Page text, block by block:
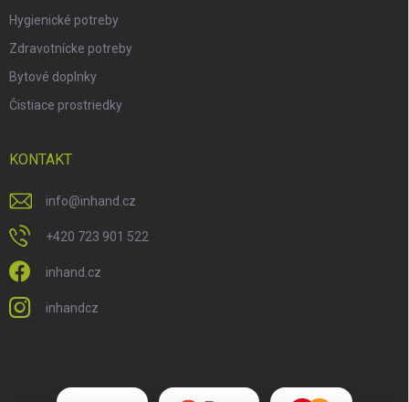
Hygienické potreby
Zdravotnícke potreby
Bytové doplnky
Čistiace prostriedky
KONTAKT
info@inhand.cz
+420 723 901 522
inhand.cz
inhandcz